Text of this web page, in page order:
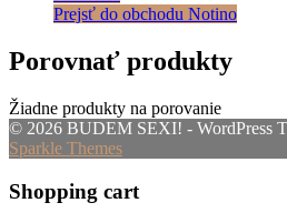
Prejsť do obchodu Notino
Porovnať produkty
Žiadne produkty na porovanie
© 2026 BUDEM SEXI! - WordPress
Sparkle Themes
Shopping cart